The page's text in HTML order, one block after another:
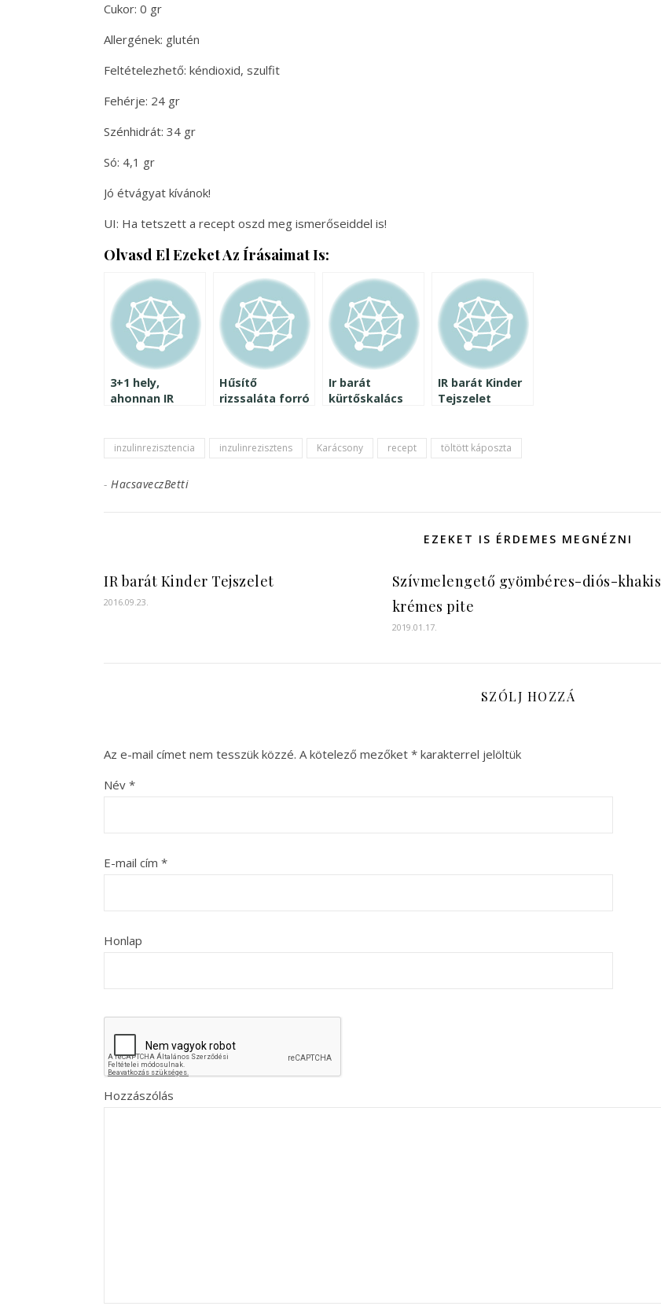
Cukor: 0 gr
Allergének: glutén
Feltételezhető: kéndioxid, szulfit
Fehérje: 24 gr
Szénhidrát: 34 gr
Só: 4,1 gr
Jó étvágyat kívánok!
UI: Ha tetszett a recept oszd meg ismerőseiddel is!
Olvasd El Ezeket Az Írásaimat Is:
3+1 hely,
ahonnan IR
karácsonyra
Hűsítő
rizssaláta forró
Ir barát
kürtőskalács
fel.
IR barát Kinder
Tejszelet
inzulinrezisztencia inzulinrezisztens Karácsony recept töltött káposzta
- HacsaveczBetti
EZEKET IS ÉRDEMES MEGNÉZNI
IR barát Kinder Tejszelet
2016.09.23.
Szívmelengető gyömbéres-diós-khakis
krémes pite
2019.01.17.
SZÓLJ HOZZÁ
Az e-mail címet nem tesszük közzé. A kötelező mezőket * karakterrel jelöltük
Név *
E-mail cím *
Honlap
Hozzászólás